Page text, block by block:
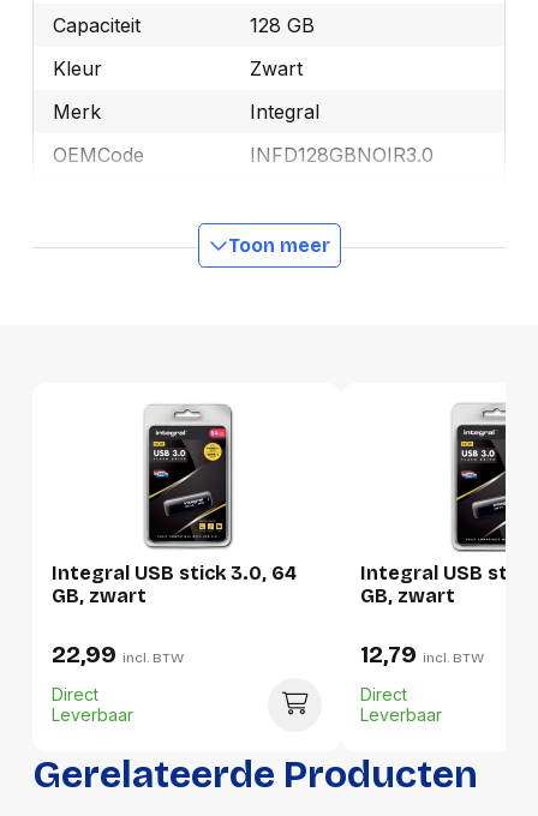
Capaciteit
128 GB
Kleur
Zwart
Merk
Integral
OEMCode
INFD128GBNOIR3.0
5055288422964
Verpakking
Per stuk
Hoeveelheid:
1 stuk
Hoogte:
12 millimeter
Toon meer
Gerelateerde Producten
Integral USB stick 3.0, 64
GB, zwart
22,99 incl. BTW
Direct
Leverbaar
Integral USB stick
GB, zwart
12,79 incl. BTW
Direct
Leverbaar